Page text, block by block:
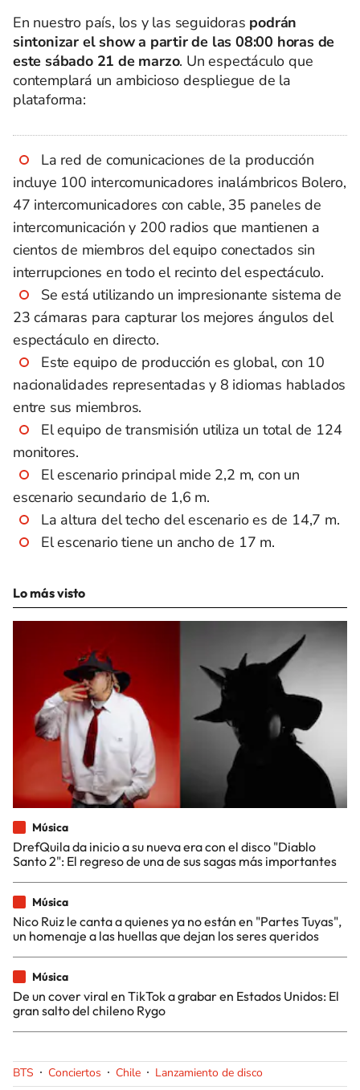
En nuestro país, los y las seguidoras podrán
sintonizar el show a partir de las 08:00 horas de
este sábado 21 de marzo. Un espectáculo que
contemplará un ambicioso despliegue de la
plataforma:
La red de comunicaciones de la producción
incluye 100 intercomunicadores inalámbricos Bolero,
47 intercomunicadores con cable, 35 paneles de
intercomunicación y 200 radios que mantienen a
cientos de miembros del equipo conectados sin
interrupciones en todo el recinto del espectáculo.
Se está utilizando un impresionante sistema de
23 cámaras para capturar los mejores ángulos del
espectáculo en directo.
Este equipo de producción es global, con 10
nacionalidades representadas y 8 idiomas hablados
entre sus miembros.
El equipo de transmisión utiliza un total de 124
monitores.
El escenario principal mide 2,2 m, con un
escenario secundario de 1,6 m.
La altura del techo del escenario es de 14,7 m.
El escenario tiene un ancho de 17 m.
Lo más visto
Música
DrefQuila da inicio a su nueva era con el disco "Diablo
Santo 2": El regreso de una de sus sagas más importantes
Música
Nico Ruiz le canta a quienes ya no están en "Partes Tuyas",
un homenaje a las huellas que dejan los seres queridos
Música
De un cover viral en TikTok a grabar en Estados Unidos: El
gran salto del chileno Rygo
BTS Conciertos Chile Lanzamiento de disco